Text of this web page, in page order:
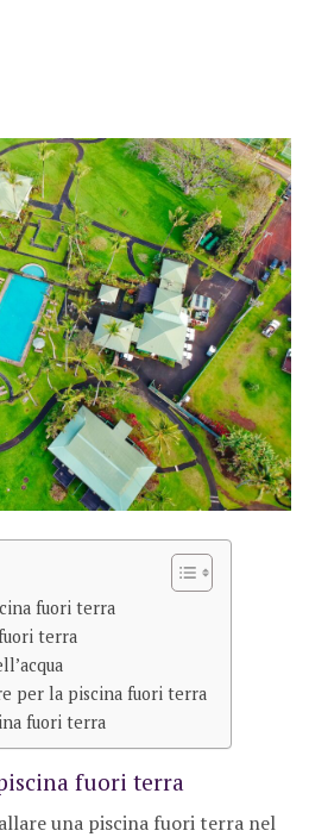
fuori terra
terra
per la piscina fuori terra
fuori terra
fuori terra
una piscina fuori terra nel